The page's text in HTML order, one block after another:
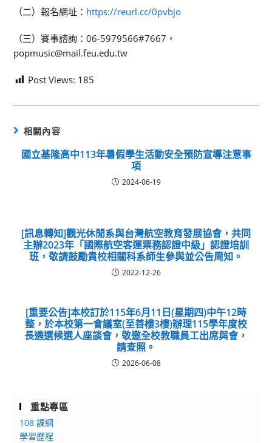
（二）報名網址： https://reurl.cc/0pvbjo
（三）賽事諮詢：06-5979566#7667，
popmusic@mail.feu.edu.tw
Post Views: 185
相關內容
國立基隆高中113年暑假學生活動安全預防宣導注意事
項
2024-06-19
[訊息轉知]觀光休閒系與台灣航空教育發展協會，共同
主辦2023年「國際航空客運票務認證中級」認證培訓
班，敬請鼓勵貴校相關科系師生參與並公告周知。
2022-12-26
[重要公告]本校訂於115年6月11日(星期四)中午12時
整，於本校第一會議室(至善樓3樓)辦理115學年度校
長遴選候選人座談會，敬邀全校教職員工出席與會，
請查照。
2026-06-08
重點專區
108 課綱
學習歷程